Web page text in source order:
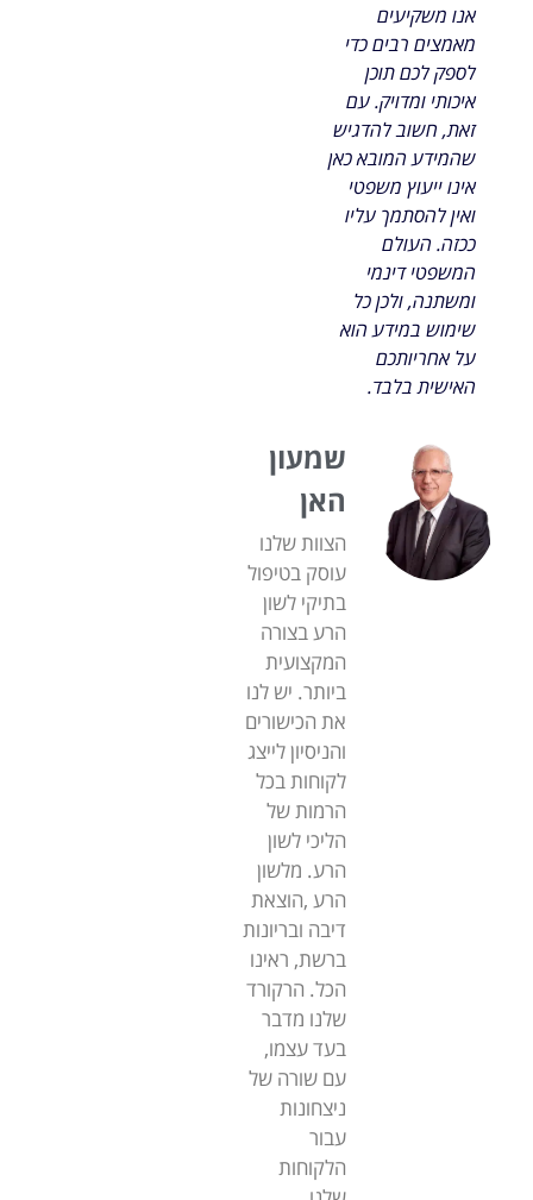
אנו משקיעים
מאמצים רבים כדי
לספק לכם תוכן
איכותי ומדויק. עם
זאת, חשוב להדגיש
שהמידע המובא כאן
אינו ייעוץ משפטי
ואין להסתמך עליו
ככזה. העולם
המשפטי דינמי
ומשתנה, ולכן כל
שימוש במידע הוא
על אחריותכם
האישית בלבד.
שמעון
האן
הצוות שלנו
עוסק בטיפול
בתיקי לשון
הרע בצורה
המקצועית
ביותר. יש לנו
את הכישורים
והניסיון לייצג
לקוחות בכל
הרמות של
הליכי לשון
הרע. מלשון
הרע ,הוצאת
דיבה ובריונות
ברשת, ראינו
הכל. הרקורד
שלנו מדבר
בעד עצמו,
עם שורה של
ניצחונות
עבור
הלקוחות